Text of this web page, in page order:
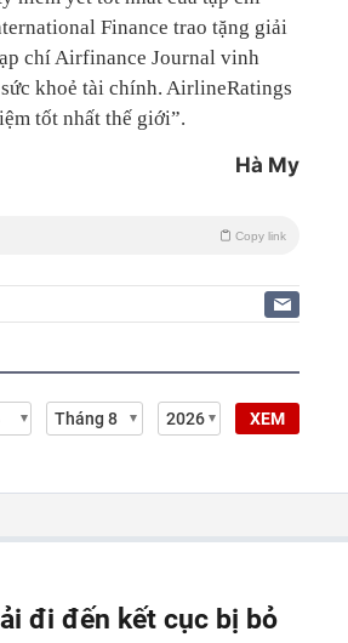
Finance trao tặng giải
chí Airfinance Journal vinh
khoẻ tài chính. AirlineRatings
tốt nhất thế giới”.
Hà My
Copy link
XEM
đi đến kết cục bị bỏ